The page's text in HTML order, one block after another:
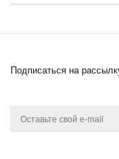
Подписаться на